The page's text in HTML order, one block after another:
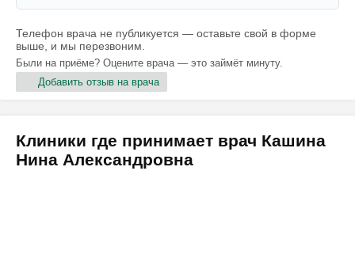
Телефон врача не публикуется — оставьте свой в форме
выше, и мы перезвоним.
Были на приёме? Оцените врача — это займёт минуту.
Добавить отзыв на врача
Клиники где принимает врач Кашина
Нина Александровна